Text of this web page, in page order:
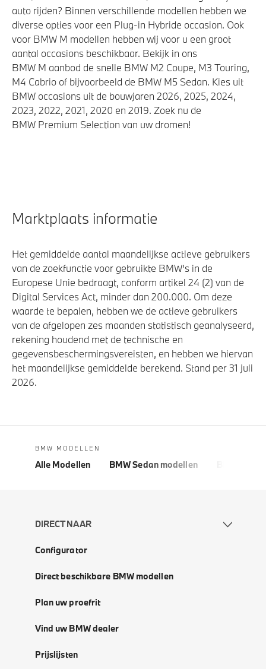
auto rijden? Binnen verschillende modellen hebben we
diverse opties voor een Plug-in Hybride occasion. Ook
voor BMW M modellen hebben wij voor u een groot
aantal occasions beschikbaar. Bekijk in ons
BMW M aanbod de snelle BMW M2 Coupe, M3 Touring,
M4 Cabrio of bijvoorbeeld de BMW M5 Sedan. Kies uit
BMW occasions uit de bouwjaren 2026, 2025, 2024,
2023, 2022, 2021, 2020 en 2019. Zoek nu de
BMW Premium Selection van uw dromen!
Marktplaats informatie
Het gemiddelde aantal maandelijkse actieve gebruikers
van de zoekfunctie voor gebruikte BMW's in de
Europese Unie bedraagt, conform artikel 24 (2) van de
Digital Services Act, minder dan 200.000. Om deze
waarde te bepalen, hebben we de actieve gebruikers
van de afgelopen zes maanden statistisch geanalyseerd,
rekening houdend met de technische en
gegevensbeschermingsvereisten, en hebben we hiervan
het maandelijkse gemiddelde berekend. Stand per 31 juli
2026.
BMW MODELLEN
Alle Modellen BMW Sedan modellen
DIRECT NAAR
Configurator
Direct beschikbare BMW modellen
Plan uw proefrit
Vind uw BMW dealer
Prijslijsten